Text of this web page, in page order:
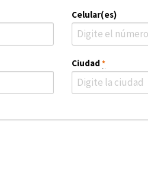
Celular(es)
Ciudad *